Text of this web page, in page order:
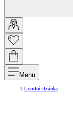
Menu
Úvodní stránka